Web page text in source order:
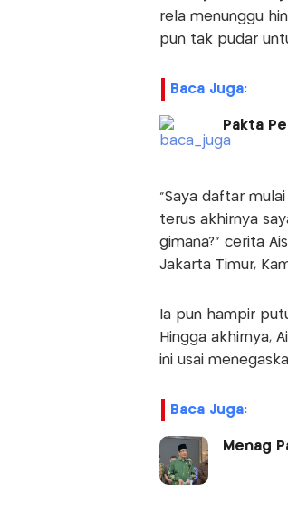
rela menunggu
pun tak pudar
Baca Juga:
Pakta
"Saya daftar
terus akhirnya
gimana?" cerita
Jakarta Timur,
Ia pun hampir
Hingga akhirnya,
ini usai
Baca Juga:
Menag